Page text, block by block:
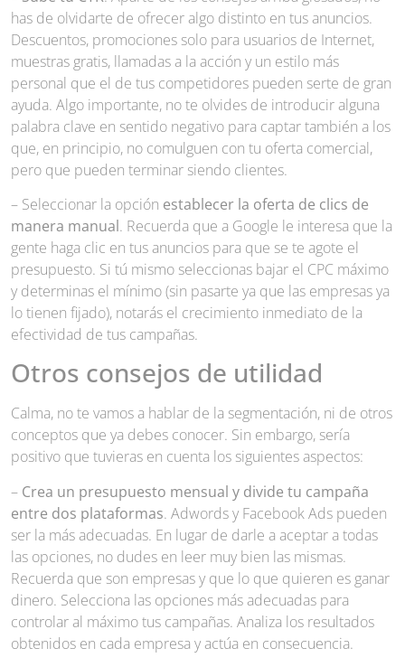
has de olvidarte de ofrecer algo distinto en tus anuncios.
Descuentos, promociones solo para usuarios de Internet,
muestras gratis, llamadas a la acción y un estilo más
personal que el de tus competidores pueden serte de gran
ayuda. Algo importante, no te olvides de introducir alguna
palabra clave en sentido negativo para captar también a los
que, en principio, no comulguen con tu oferta comercial,
pero que pueden terminar siendo clientes.
– Seleccionar la opción establecer la oferta de clics de
manera manual. Recuerda que a Google le interesa que la
gente haga clic en tus anuncios para que se te agote el
presupuesto. Si tú mismo seleccionas bajar el CPC máximo
y determinas el mínimo (sin pasarte ya que las empresas ya
lo tienen fijado), notarás el crecimiento inmediato de la
efectividad de tus campañas.
Otros consejos de utilidad
Calma, no te vamos a hablar de la segmentación, ni de otros
conceptos que ya debes conocer. Sin embargo, sería
positivo que tuvieras en cuenta los siguientes aspectos:
– Crea un presupuesto mensual y divide tu campaña
entre dos plataformas. Adwords y Facebook Ads pueden
ser la más adecuadas. En lugar de darle a aceptar a todas
las opciones, no dudes en leer muy bien las mismas.
Recuerda que son empresas y que lo que quieren es ganar
dinero. Selecciona las opciones más adecuadas para
controlar al máximo tus campañas. Analiza los resultados
obtenidos en cada empresa y actúa en consecuencia.